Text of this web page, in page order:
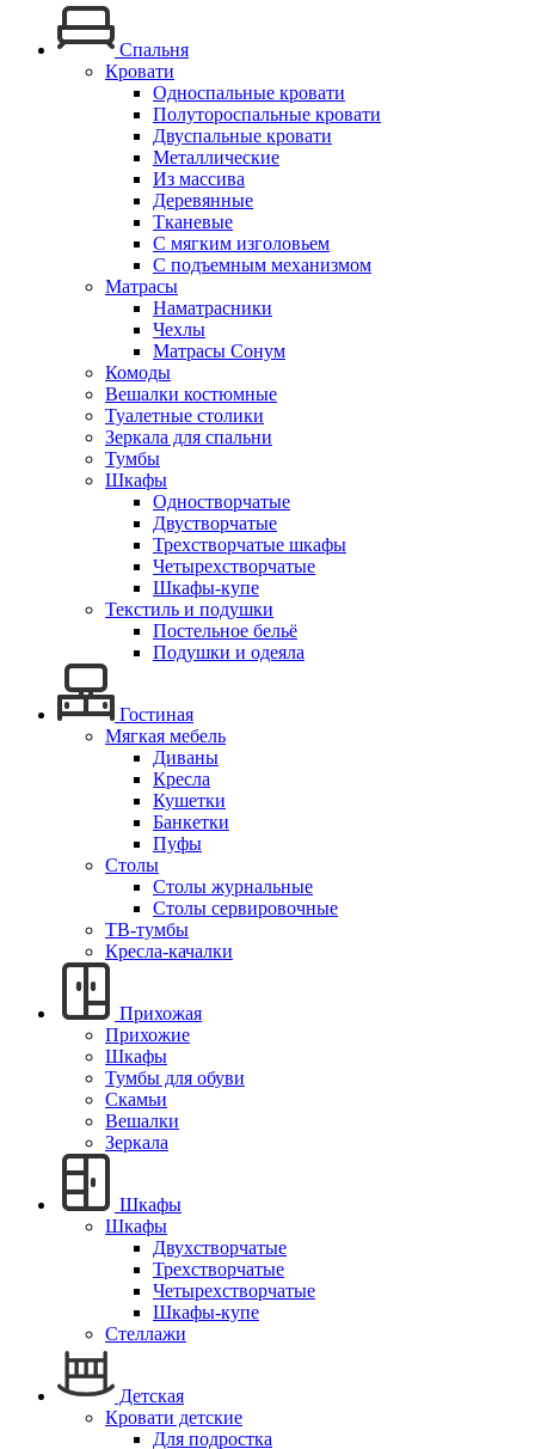
Спальня
Кровати
Односпальные кровати
Полутороспальные кровати
Двуспальные кровати
Металлические
Из массива
Деревянные
Тканевые
С мягким изголовьем
С подъемным механизмом
Матрасы
Наматрасники
Чехлы
Матрасы Сонум
Комоды
Вешалки костюмные
Туалетные столики
Зеркала для спальни
Тумбы
Шкафы
Одностворчатые
Двустворчатые
Трехстворчатые шкафы
Четырехстворчатые
Шкафы-купе
Текстиль и подушки
Постельное бельё
Подушки и одеяла
Гостиная
Мягкая мебель
Диваны
Кресла
Кушетки
Банкетки
Пуфы
Столы
Столы журнальные
Столы сервировочные
ТВ-тумбы
Кресла-качалки
Прихожая
Прихожие
Шкафы
Тумбы для обуви
Скамьи
Вешалки
Зеркала
Шкафы
Шкафы
Двухстворчатые
Трехстворчатые
Четырехстворчатые
Шкафы-купе
Стеллажи
Детская
Кровати детские
Для подростка